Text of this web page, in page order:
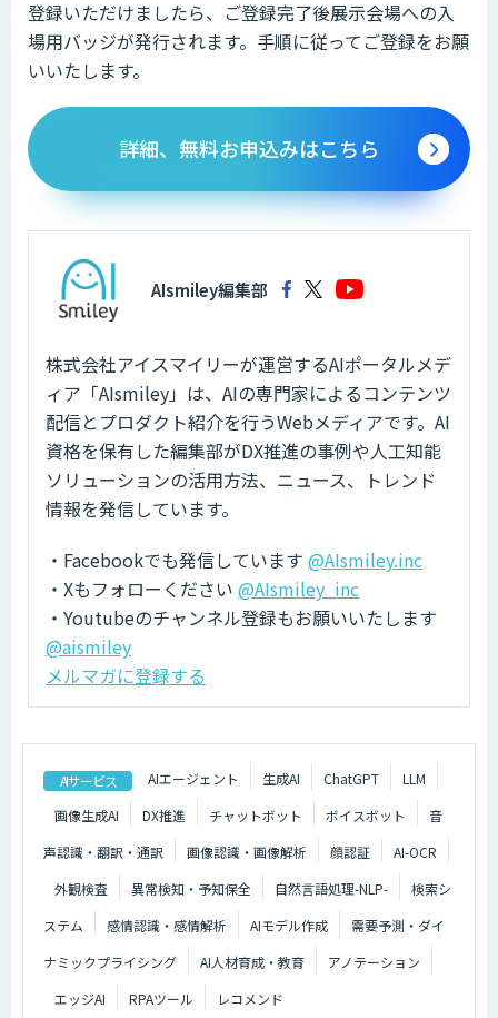
登録いただけましたら、ご登録完了後展示会場への入
場用バッジが発行されます。手順に従ってご登録をお願
いいたします。
詳細、無料お申込みはこちら
AIsmiley編集部
株式会社アイスマイリーが運営するAIポータルメデ
ィア「AIsmiley」は、AIの専門家によるコンテンツ
配信とプロダクト紹介を行うWebメディアです。AI
資格を保有した編集部がDX推進の事例や人工知能
ソリューションの活用方法、ニュース、トレンド
情報を発信しています。
・Facebookでも発信しています @AIsmiley.inc
・Xもフォローください @AIsmiley_inc
・Youtubeのチャンネル登録もお願いいたします
@aismiley
メルマガに登録する
AIサービス AIエージェント 生成AI ChatGPT
LLM
画像生成AI
DX推進 チャットボット ボイスボット
音
声認識・翻訳・通訳
画像認識・画像解析 顔認証
AI-OCR
外観検査
異常検知・予知保全 自然言語処理-NLP-
検索シ
ステム
感情認識・感情解析 AIモデル作成
需要予測・ダイ
ナミックプライシング
AI人材育成・教育
アノテーション
エッジAI
RPAツール レコメンド